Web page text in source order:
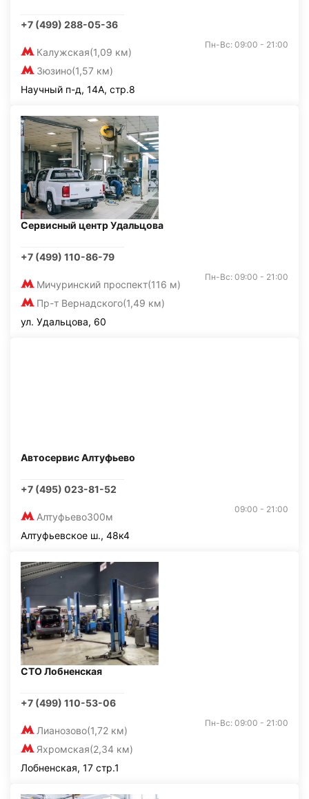
+7 (499) 288-05-36
Калужская(1,09 км)
Зюзино(1,57 км)
Пн-Вс: 09:00 - 21:00
Научный п-д, 14А, стр.8
Сервисный центр Удальцова
+7 (499) 110-86-79
Мичуринский проспект(116 м)
Пр-т Вернадского(1,49 км)
Пн-Вс: 09:00 - 21:00
ул. Удальцова, 60
Автосервис Алтуфьево
+7 (495) 023-81-52
Алтуфьево300м
09:00 - 21:00
Алтуфьевское ш., 48к4
СТО Лобненская
+7 (499) 110-53-06
Лианозово(1,72 км)
Яхромская(2,34 км)
Пн-Вс: 09:00 - 21:00
Лобненская, 17 стр.1